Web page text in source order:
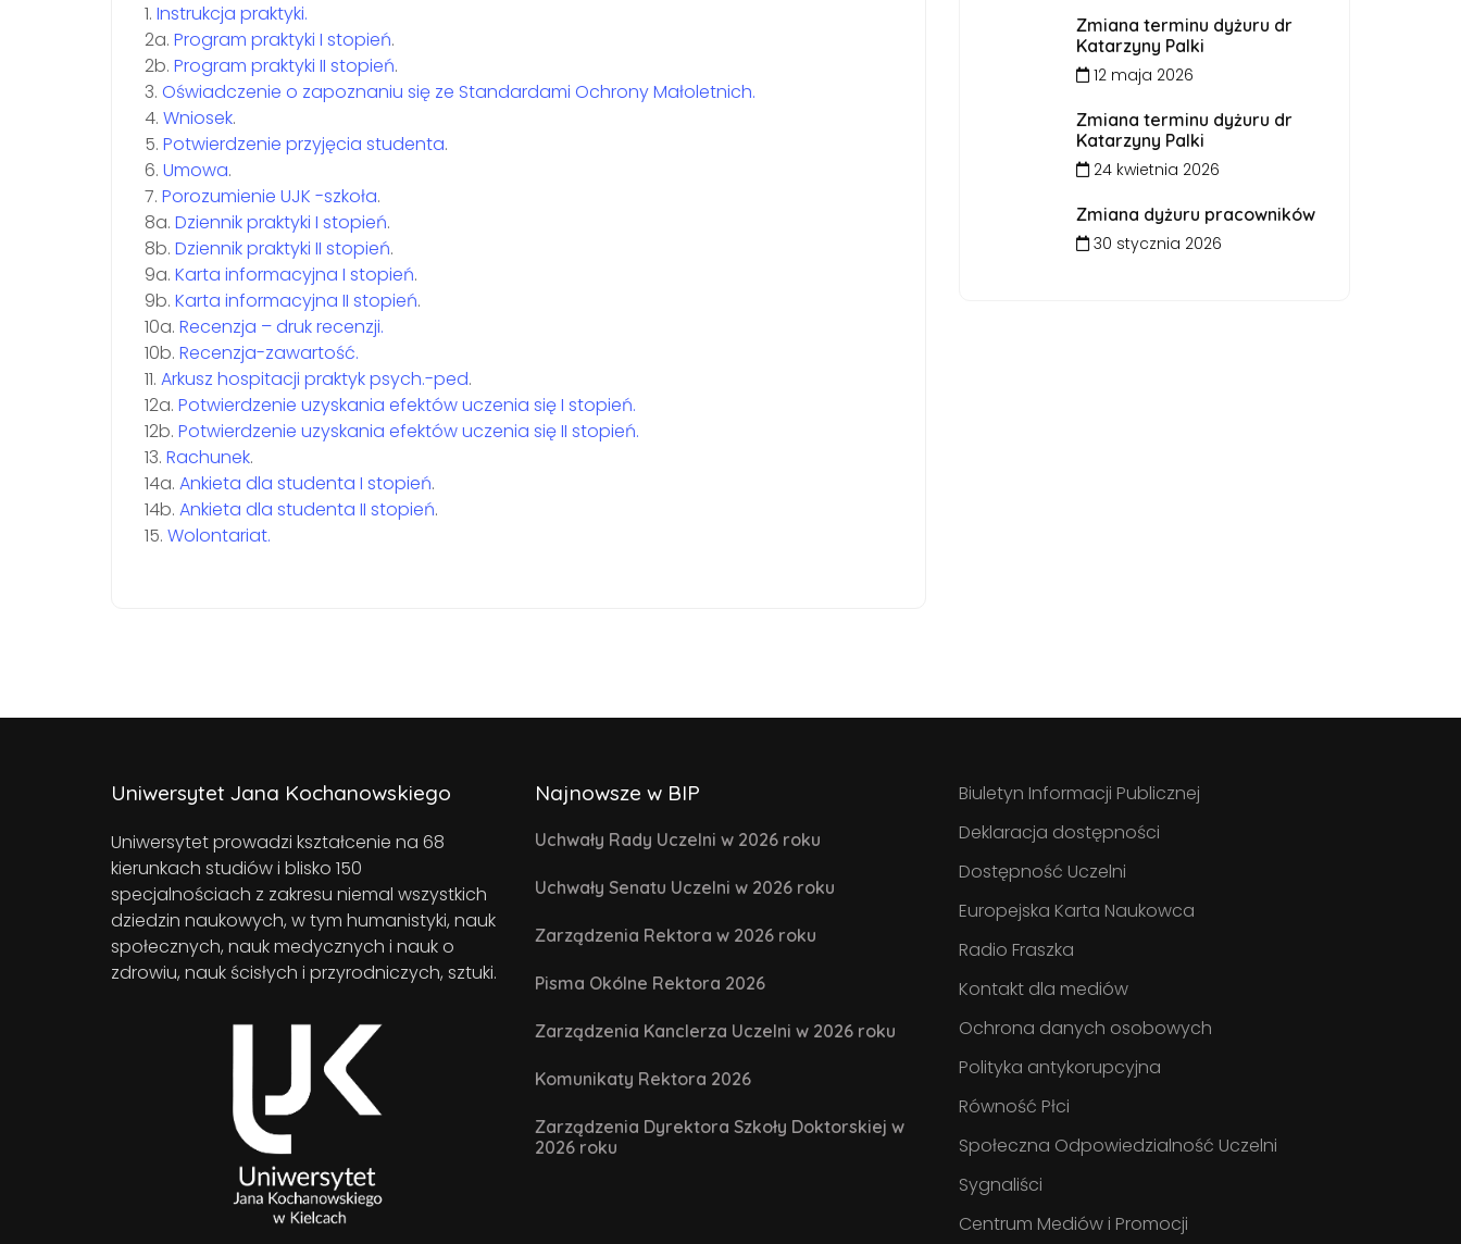
1. Instrukcja praktyki.
2a. Program praktyki I stopień.
2b. Program praktyki II stopień.
3. Oświadczenie o zapoznaniu się ze Standardami Ochrony Małoletnich.
4. Wniosek.
5. Potwierdzenie przyjęcia studenta.
6. Umowa.
7. Porozumienie UJK -szkoła.
8a. Dziennik praktyki I stopień.
8b. Dziennik praktyki II stopień.
9a. Karta informacyjna I stopień.
9b. Karta informacyjna II stopień.
10a. Recenzja – druk recenzji.
10b. Recenzja-zawartość.
11. Arkusz hospitacji praktyk psych.-ped.
12a. Potwierdzenie uzyskania efektów uczenia się I stopień.
12b. Potwierdzenie uzyskania efektów uczenia się II stopień.
13. Rachunek.
14a. Ankieta dla studenta I stopień.
14b. Ankieta dla studenta II stopień.
15. Wolontariat.
Zmiana terminu dyżuru dr
Katarzyny Palki
12 maja 2026
Zmiana terminu dyżuru dr
Katarzyny Palki
24 kwietnia 2026
Zmiana dyżuru pracowników
30 stycznia 2026
Uniwersytet Jana Kochanowskiego
Uniwersytet prowadzi kształcenie na 68
kierunkach studiów i blisko 150
specjalnościach z zakresu niemal wszystkich
dziedzin naukowych, w tym humanistyki, nauk
społecznych, nauk medycznych i nauk o
zdrowiu, nauk ścisłych i przyrodniczych, sztuki.
Najnowsze w BIP
Uchwały Rady Uczelni w 2026 roku
Uchwały Senatu Uczelni w 2026 roku
Zarządzenia Rektora w 2026 roku
Pisma Okólne Rektora 2026
Zarządzenia Kanclerza Uczelni w 2026 roku
Komunikaty Rektora 2026
Zarządzenia Dyrektora Szkoły Doktorskiej w
2026 roku
Biuletyn Informacji Publicznej
Deklaracja dostępności
Dostępność Uczelni
Europejska Karta Naukowca
Radio Fraszka
Kontakt dla mediów
Ochrona danych osobowych
Polityka antykorupcyjna
Równość Płci
Społeczna Odpowiedzialność Uczelni
Sygnaliści
Centrum Mediów i Promocji